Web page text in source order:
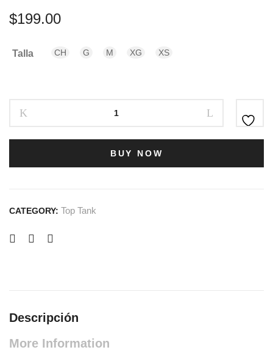
$199.00
Talla CH G M XG XS
BUY NOW
CATEGORY: Top Tank
Descripción
More Information